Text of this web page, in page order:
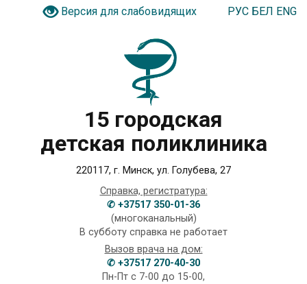
Версия для слабовидящих РУС БЕЛ ENG
15 городская
детская поликлиника
220117, г. Минск, ул. Голубева, 27
Справка, регистратура:
✆ +37517 350-01-36
(многоканальный)
В субботу справка не работает
Вызов врача на дом:
✆ +37517 270-40-30
Пн-Пт с 7-00 до 15-00,